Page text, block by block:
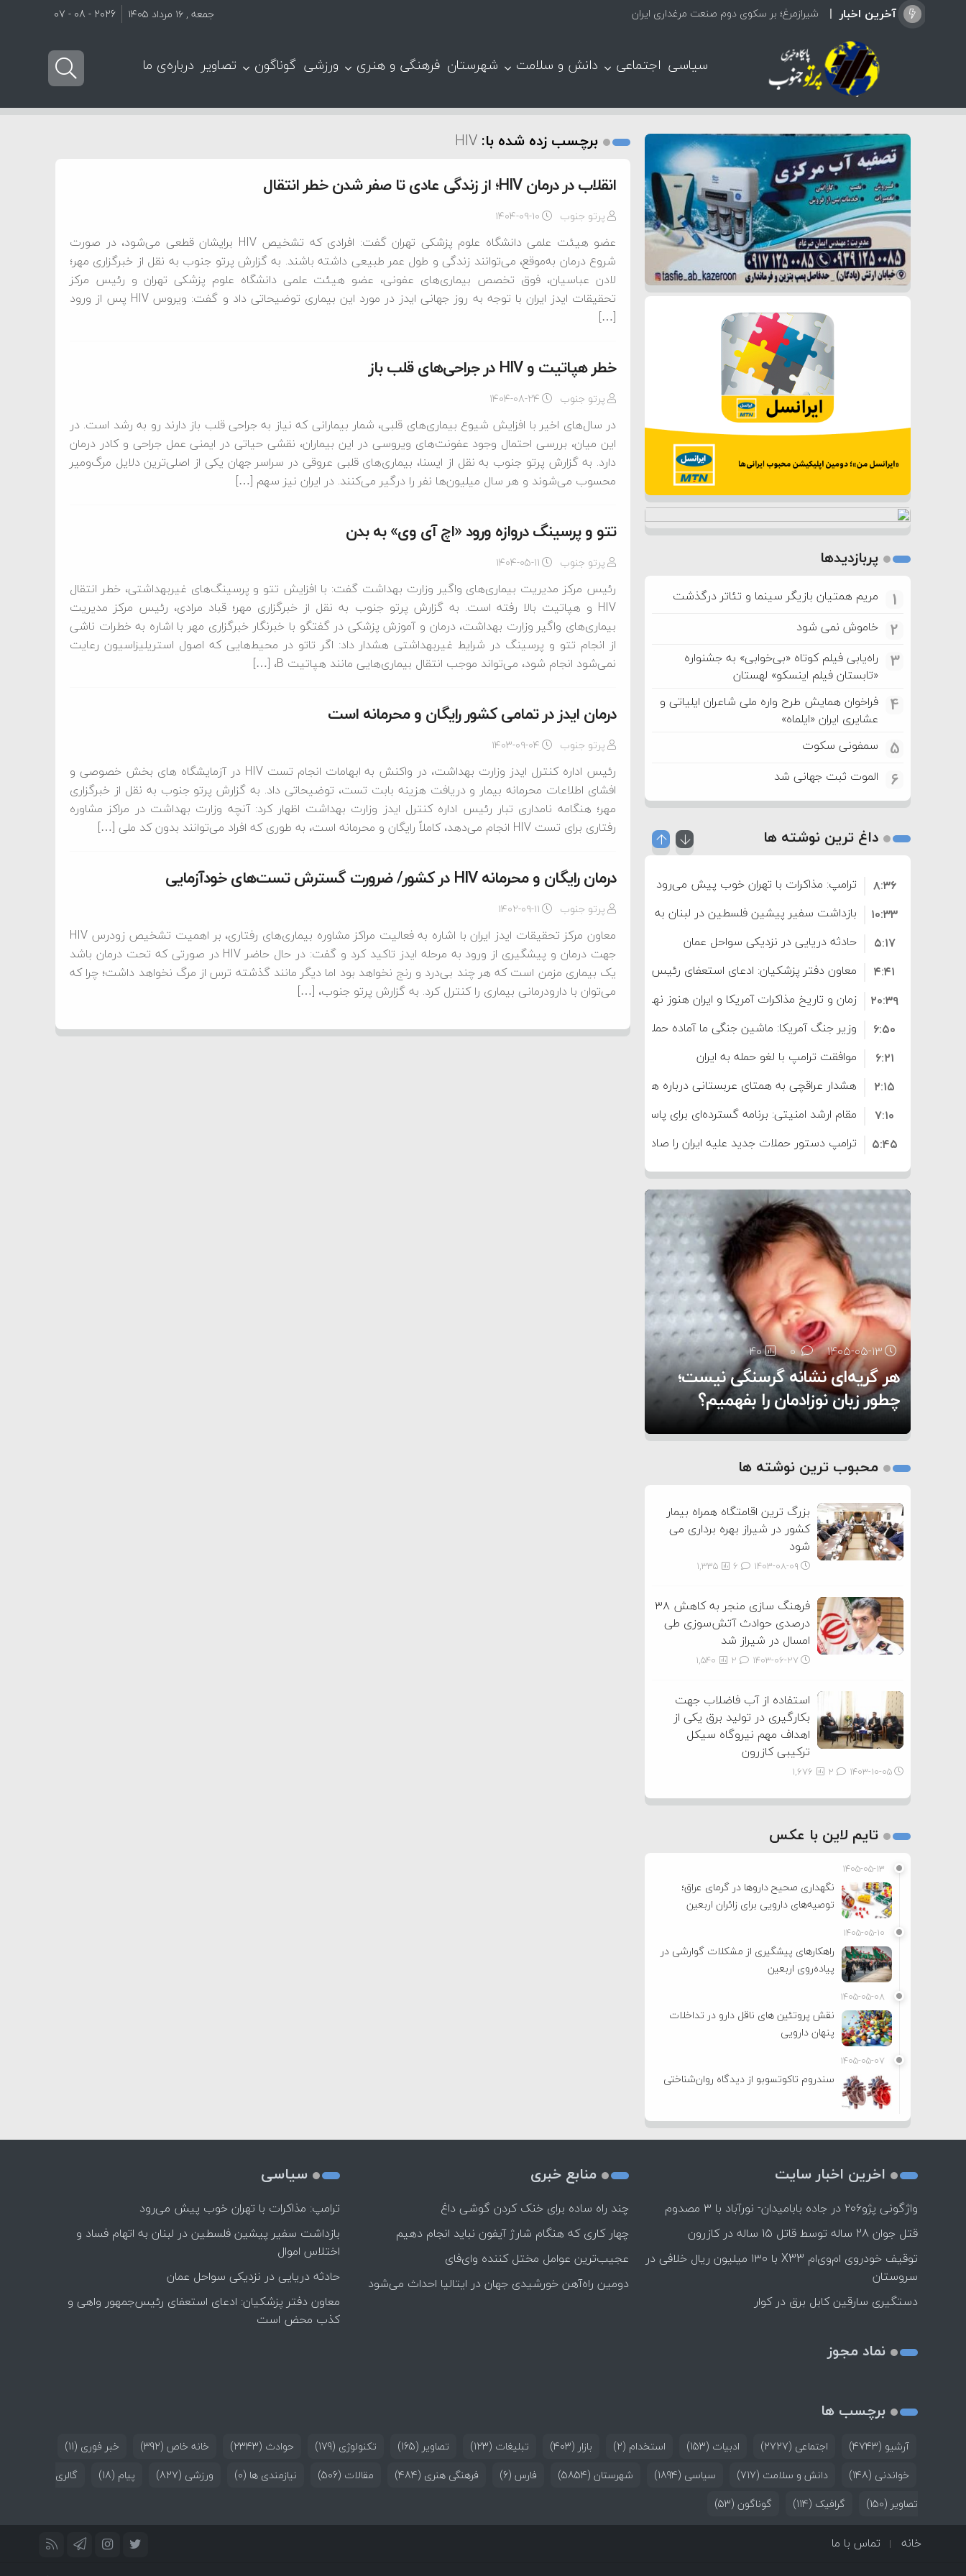
آخرین اخبار شیرازمرغ؛ بر سکوی دوم صنعت مرغداری ایران جمعه , ۱۶ مرداد ۱۴۰۵ 2026 - 08 - 07
سیاسی اجتماعی دانش و سلامت شهرستان فرهنگی و هنری ورزشی گوناگون تصاویر درباره‌ی ما
برچسب زده شده با: HIV
انقلاب در درمان HIV؛ از زندگی عادی تا صفر شدن خطر انتقال
پرتو جنوب ۱۴۰۴-۰۹-۱۰
عضو هیئت علمی دانشگاه علوم پزشکی تهران گفت: افرادی که تشخیص HIV برایشان قطعی می‌شود، در صورت
شروع درمان به‌موقع، می‌توانند زندگی و طول عمر طبیعی داشته باشند. به گزارش پرتو جنوب به نقل از خبرگزاری مهر؛
لادن عباسیان، فوق تخصص بیماری‌های عفونی، عضو هیئت علمی دانشگاه علوم پزشکی تهران و رئیس مرکز
تحقیقات ایدز ایران با توجه به روز جهانی ایدز در مورد این بیماری توضیحاتی داد و گفت: ویروس HIV پس از ورود
[…]
خطر هپاتیت و HIV در جراحی‌های قلب باز
پرتو جنوب ۱۴۰۴-۰۸-۲۴
در سال‌های اخیر با افزایش شیوع بیماری‌های قلبی، شمار بیمارانی که نیاز به جراحی قلب باز دارند رو به رشد است. در
این میان، بررسی احتمال وجود عفونت‌های ویروسی در این بیماران، نقشی حیاتی در ایمنی عمل جراحی و کادر درمان
دارد. به گزارش پرتو جنوب به نقل از ایسنا، بیماری‌های قلبی عروقی در سراسر جهان یکی از اصلی‌ترین دلایل مرگ‌ومیر
محسوب می‌شوند و هر سال میلیون‌ها نفر را درگیر می‌کنند. در ایران نیز سهم […]
تتو و پرسینگ دروازه ورود «اچ آی وی» به بدن
پرتو جنوب ۱۴۰۴-۰۵-۱۱
رئیس مرکز مدیریت بیماری‌های واگیر وزارت بهداشت گفت: با افزایش تتو و پرسینگ‌های غیربهداشتی، خطر انتقال
HIV و هپاتیت بالا رفته است. به گزارش پرتو جنوب به نقل از خبرگزاری مهر؛ قباد مرادی، رئیس مرکز مدیریت
بیماری‌های واگیر وزارت بهداشت، درمان و آموزش پزشکی در گفتگو با خبرنگار خبرگزاری مهر با اشاره به خطرات ناشی
از انجام تتو و پرسینگ در شرایط غیربهداشتی هشدار داد: اگر تاتو در محیط‌هایی که اصول استریلیزاسیون رعایت
نمی‌شود انجام شود، می‌تواند موجب انتقال بیماری‌هایی مانند هپاتیت B، […]
درمان ایدز در تمامی کشور رایگان و محرمانه است
پرتو جنوب ۱۴۰۳-۰۹-۰۴
رئیس اداره کنترل ایدز وزارت بهداشت، در واکنش به ابهامات انجام تست HIV در آزمایشگاه های بخش خصوصی و
افشای اطلاعات محرمانه بیمار و دریافت هزینه بابت تست، توضیحاتی داد. به گزارش پرتو جنوب به نقل از خبرگزاری
مهر؛ هنگامه نامداری تبار رئیس اداره کنترل ایدز وزارت بهداشت اظهار کرد: آنچه وزارت بهداشت در مراکز مشاوره
رفتاری برای تست HIV انجام می‌دهد، کاملاً رایگان و محرمانه است، به طوری که افراد می‌توانند بدون کد ملی […]
درمان رایگان و محرمانه HIV در کشور/ ضرورت گسترش تست‌های خودآزمایی
پرتو جنوب ۱۴۰۲-۰۹-۱۱
معاون مرکز تحقیقات ایدز ایران با اشاره به فعالیت مراکز مشاوره بیماری‌های رفتاری، بر اهمیت تشخیص زودرس HIV
جهت درمان و پیشگیری از ورود به مرحله ایدز تاکید کرد و گفت: در حال حاضر HIV در صورتی که تحت درمان باشد
یک بیماری مزمن است که هر چند بی‌درد و رنج نخواهد بود اما دیگر مانند گذشته ترس از مرگ نخواهد داشت؛ چرا که
می‌توان با دارودرمانی بیماری را کنترل کرد. به گزارش پرتو جنوب، […]
پربازدیدها
1 مریم همتیان بازیگر سینما و تئاتر درگذشت
2 خاموش نمی شود
3
راه‌یابی فیلم کوتاه «بی‌خوابی» به جشنواره
«تابستان فیلم اینسکو» لهستان
4
فراخوان همایش طرح واره ملی شاعران ایلیاتی و
عشایری ایران «ایلماه»
5 سمفونی سکوت
6 الموت ثبت جهانی شد
داغ ترین نوشته ها
ترامپ: مذاکرات با تهران خوب پیش می‌رود
۸:۳۶
بازداشت سفیر پیشین فلسطین در لبنان به اتهام فساد و اختلاس اموال
۱۰:۳۳
حادثه دریایی در نزدیکی سواحل عمان
۵:۱۷
معاون دفتر پزشکیان: ادعای استعفای رئیس‌جمهور واهی و کذب محض
است
۴:۴۱
زمان و تاریخ مذاکرات آمریکا و ایران هنوز نهایی نشده است
۲۰:۳۹
وزیر جنگ آمریکا: ماشین جنگی ما آماده حمله نظامی علیه ایران است
۶:۵۰
موافقت ترامپ با لغو حمله به ایران
۶:۲۱
هشدار عراقچی به همتای عربستانی درباره همراهی با آمریکا
۲:۱۵
مقام ارشد امنیتی: برنامه گسترده‌ای برای پاسخ به دیوانگی آمریکا داریم
۷:۱۰
ترامپ دستور حملات جدید علیه ایران را صادر کرد
۵:۴۵
سپاه: دو نفتکش متخلف مورد اصابت قرار گرفته و متوقف شدند
۱۲:۵۹
ترامپ مدعی توافق تاریخی برای خلع سلاح کامل حماس شد
۸:۵۷
اعتراض عراقچی به همتای بلغارستانی به دلیل کمک به آمریکا در حملات به
ایران
۱۶:۱۹
کشورهایی که به متجاوزان کمک می کنند پاسخ سختی خواهند گرفت
۱۰:۱۵
سنتکام پایان تجاوز جدید به ایران را اعلام کرد
۶:۰۵
۱۴۰۵-۰۵-۱۳ 0
40
هر گریه‌ای نشانه گرسنگی نیست؛
چطور زبان نوزادمان را بفهمیم؟
۱۴۰۵-۰۵-۱۲ 0
29
تغذیه پدر می‌تواند بر سلامت نوزاد
تأثیر بگذارد
۱۴۰۵-۰۵-۱۲ 0
13
روی دیگر زندگی
2
محبوب ترین نوشته ها
بزرگ ترین اقامتگاه همراه بیمار
کشور در شیراز بهره برداری می
شود
۱۴۰۳-۰۸-۰۹ 1,335
فرهنگ سازی منجر به کاهش ۳۸
درصدی حوادث آتش‌سوزی طی
امسال در شیراز شد
۱۴۰۳-۰۶-۲۷ 1,540
استفاده از آب فاضلاب جهت
بکارگیری در تولید برق یکی از
اهداف مهم نیروگاه سیکل
ترکیبی کازرون
۱۴۰۳-۱۰-۰۵ 1,676
تایم لاین با عکس
۱۴۰۵-۰۵-۱۳
نگهداری صحیح داروها در گرمای عراق؛
توصیه‌های دارویی برای زائران اربعین
۱۴۰۵-۰۵-۱۰
راهکارهای پیشگیری از مشکلات گوارشی در
پیاده‌روی اربعین
۱۴۰۵-۰۵-۰۸
نقش پروتئین های ناقل دارو در تداخلات
پنهان دارویی
۱۴۰۵-۰۵-۰۷
سندروم تاکوتسوبو از دیدگاه روان‌شناختی
اخرین اخبار سایت
واژگونی پژو۲۰۶ در جاده بابامیدان- نورآباد با ۳ مصدوم
قتل جوان 28 ساله توسط قاتل 15 ساله در کازرون
توقیف خودروی ام‌وی‌ام X33 با ۱۳۰ میلیون ریال خلافی در
سروستان
دستگیری سارقین کابل برق در کوار
نماد مجوز
منابع خبری
چند راه‌ ساده برای خنک کردن گوشی داغ
چهار کاری که هنگام شارژ آیفون نباید انجام دهیم
عجیب‌ترین عوامل مختل کننده وای‌فای
دومین راه‌آهن خورشیدی جهان در ایتالیا احداث می‌شود
سیاسی
ترامپ: مذاکرات با تهران خوب پیش می‌رود
بازداشت سفیر پیشین فلسطین در لبنان به اتهام فساد و
اختلاس اموال
حادثه دریایی در نزدیکی سواحل عمان
معاون دفتر پزشکیان: ادعای استعفای رئیس‌جمهور واهی و
کذب محض است
برچسب ها
آرشیو (4743) اجتماعی (2727) ادبیات (153) استخدام (2) بازار (403) تبلیغات (123) تصاویر (165) تکنولوژی (179) حوادث (2343) خانه خاص (392) خبر فوری (11)
خواندنی (148) دانش و سلامت (717) سیاسی (1894) شهرستان (5854) فارس (6) فرهنگی هنری (484) مقالات (506) نیازمندی ها (0) ورزشی (827) پیام (18)
گالری
تصاویر (150) گرافیک (114) گوناگون (53)
خانه تماس با ما